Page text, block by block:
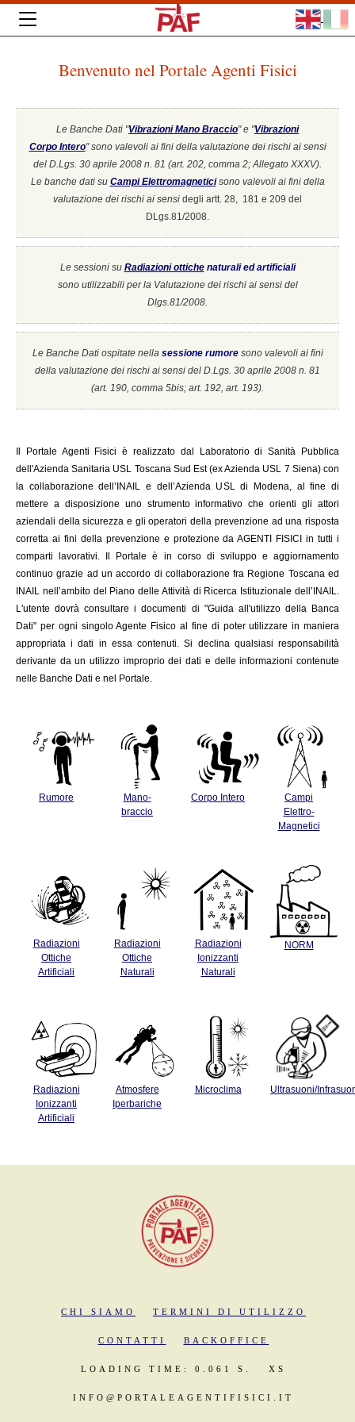
Benvenuto nel Portale Agenti Fisici
Le Banche Dati "Vibrazioni Mano Braccio" e "Vibrazioni
Corpo Intero"sono valevoli ai fini della valutazione dei rischi ai sensi
del D.Lgs. 30 aprile 2008 n. 81 (art. 202, comma 2; Allegato XXXV).
Le banche dati su Campi Elettromagneticisono valevoli ai fini della
valutazione dei rischi ai sensi degli artt. 28, 181 e 209 del
DLgs.81/2008.
Le sessioni su Radiazioni ottiche naturali ed artificiali
sono utilizzabili per la Valutazione dei rischi ai sensi del
Dlgs.81/2008.
Le Banche Dati ospitate nella sessione rumore sono valevoli ai fini
della valutazione dei rischi ai sensi del D.Lgs. 30 aprile 2008 n. 81
(art. 190, comma 5bis; art. 192, art. 193).
Portale Agenti Fisici è realizzato dal Laboratorio di Sanità Pubblica
dell'Azienda Sanitaria USL Toscana Sud Est (ex Azienda USL 7 Siena) con
la collaborazione dell’INAIL e dell’Azienda USL di Modena, al fine di
mettere a disposizione uno strumento informativo che orienti gli attori
aziendali della sicurezza e gli operatori della prevenzione ad una risposta
corretta ai fini della prevenzione e protezione da AGENTI FISICI in tutti i
comparti lavorativi. Il Portale è in corso di sviluppo e aggiornamento
continuo grazie ad un accordo di collaborazione fra Regione Toscana ed
INAIL nell’ambito del Piano delle Attività di Ricerca Istituzionale dell’INAIL.
L'utente dovrà consultare i documenti di "Guida all'utilizzo della Banca
Dati" per ogni singolo Agente Fisico al fine di poter utilizzare in maniera
appropriata i dati in essa contenuti. Si declina qualsiasi responsabilità
derivante da un utilizzo improprio dei dati e delle informazioni contenute
nelle Banche Dati e nel Portale.
Rumore
Mano-
braccio
Corpo Intero
Campi
Elettro-
Magnetici
Radiazioni
Ottiche
Artificiali
Radiazioni
Ottiche
Naturali
Radiazioni
Ionizzanti
Naturali
NORM
Radiazioni
Ionizzanti
Artificiali
Atmosfere
Iperbariche
Microclima Ultrasuoni/
CHI SIAMO TERMINI DI UTILIZZO
CONTATTI BACKOFFICE
LOADING TIME: 0.061 S. XS
INFO@PORTALEAGENTIFISICI.IT